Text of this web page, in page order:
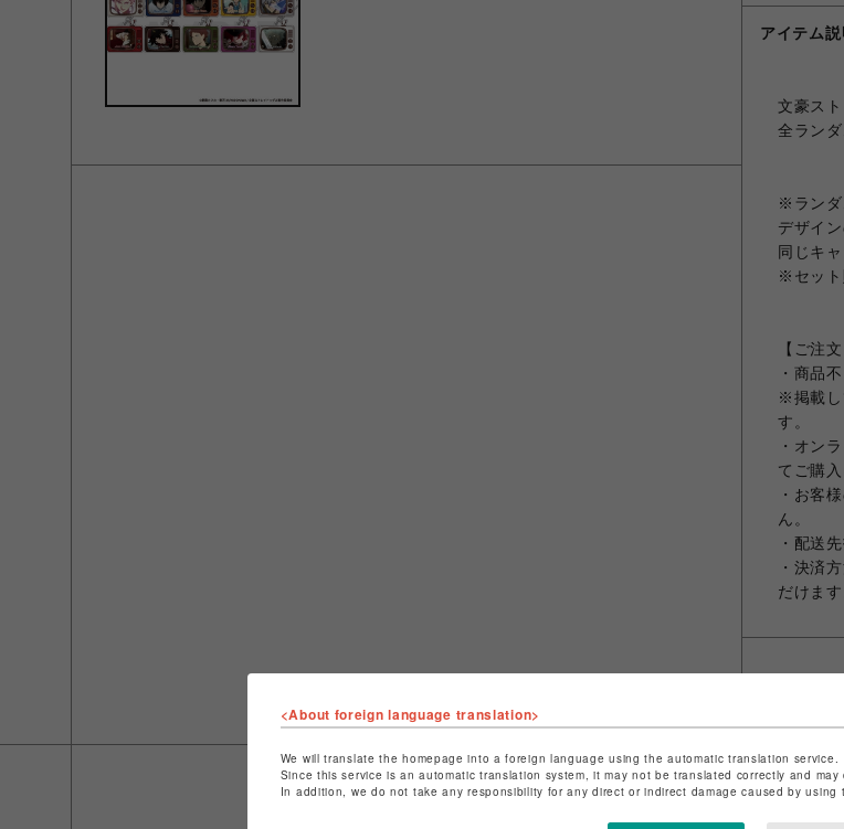
アイテム
文豪ス
全ランダ
※ランダ
デザイ
同じキ
※セット
【ご注
・商品
※掲載し
す。
・オン
てご購
・お客
ん。
・配送
・決済
だけます
<About foreign language translation>
We will translate the homepage into a foreign language using the automatic translation service.
Since this service is an automatic translation system, it may not be translated correctly and
In addition, we do not take any responsibility for any direct or indirect damage caused by